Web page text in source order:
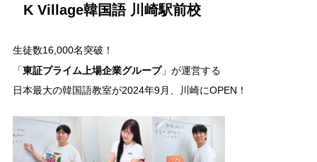
K Village韓国語 川崎駅前校
生徒数16,000名突破！
「 東証プライム上場企業グループ 」が運営する
日本最大の韓国語教室が2024年9月、川崎にOPEN！